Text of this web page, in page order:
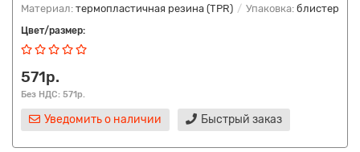
Материал: термопластичная резина (TPR) Упаковка: блистер
Цвет/размер:
571р.
Без НДС: 571р.
Уведомить о наличии Быстрый заказ